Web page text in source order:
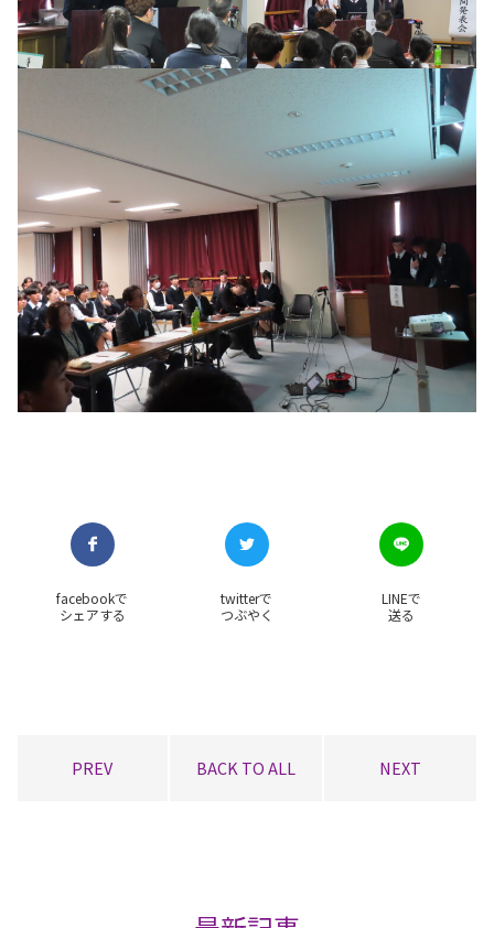
facebookで
シェアする
twitterで
つぶやく
LINEで
送る
PREV BACK TO ALL NEXT